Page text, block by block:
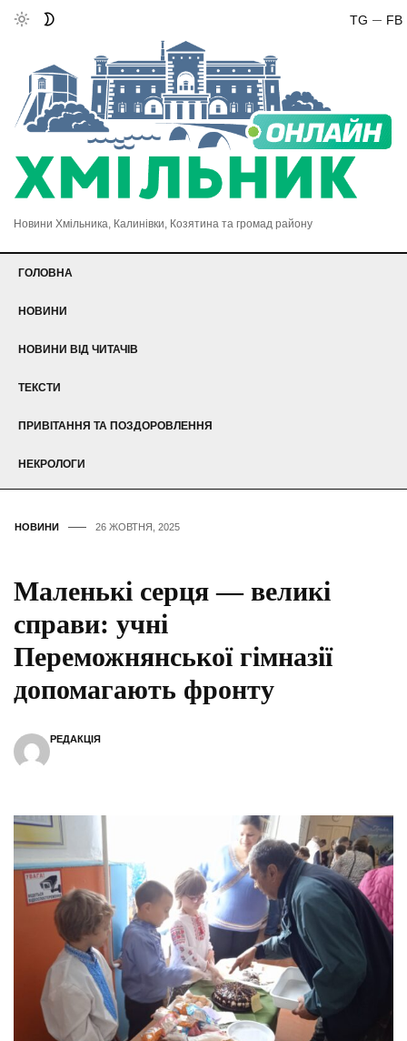
FB
TG
Новини Хмільника, Калинівки, Козятина та громад району
ГОЛОВНА
НОВИНИ
НОВИНИ ВІД ЧИТАЧІВ
ТЕКСТИ
ПРИВІТАННЯ ТА ПОЗДОРОВЛЕННЯ
НЕКРОЛОГИ
НОВИНИ 26 ЖОВТНЯ, 2025
Маленькі серця — великі
справи: учні
Переможнянської гімназії
допомагають фронту
РЕДАКЦІЯ